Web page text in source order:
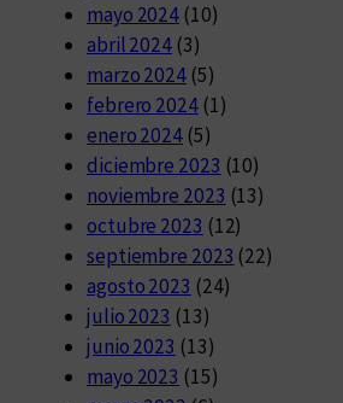
mayo 2024 (10)
abril 2024 (3)
marzo 2024 (5)
febrero 2024(1)
enero 2024 (5)
diciembre 2023 (10)
noviembre 2023 (13)
octubre 2023 (12)
septiembre 2023 (22)
agosto 2023 (24)
julio 2023 (13)
junio 2023 (13)
mayo 2023 (15)